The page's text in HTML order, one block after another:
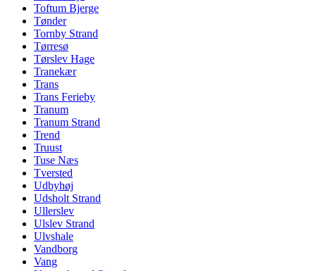
Toftum Bjerge
Tønder
Tornby Strand
Tørresø
Tørslev Hage
Tranekær
Trans
Trans Ferieby
Tranum
Tranum Strand
Trend
Truust
Tuse Næs
Tversted
Udbyhøj
Udsholt Strand
Ullerslev
Ulslev Strand
Ulvshale
Vandborg
Vang